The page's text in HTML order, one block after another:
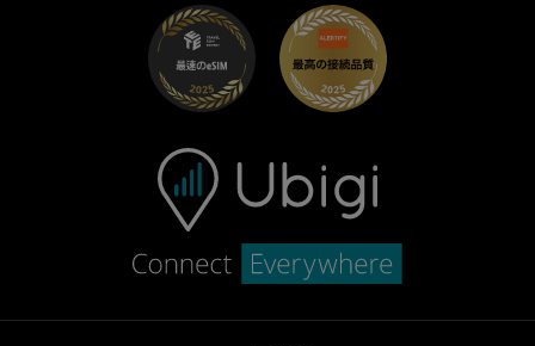
トラブルシューティング
ヘルプセンター
お問い合わせ先